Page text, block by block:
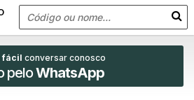
fácil conversar conosco
peloWhatsApp